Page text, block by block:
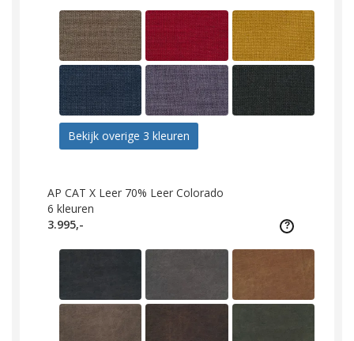
Bekijk overige 3 kleuren
AP CAT X Leer 70% Leer Colorado
6 kleuren
3.995,-